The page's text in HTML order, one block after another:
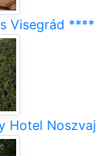
Visegrád ****
Hotel